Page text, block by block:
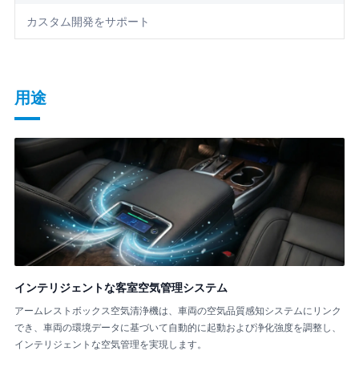
カスタム開発をサポート
用途
インテリジェントな客室空気管理システム
アームレストボックス空気清浄機は、車両の空気品質感知システムにリンク
でき、車両の環境データに基づいて自動的に起動および浄化強度を調整し、
インテリジェントな空気管理を実現します。